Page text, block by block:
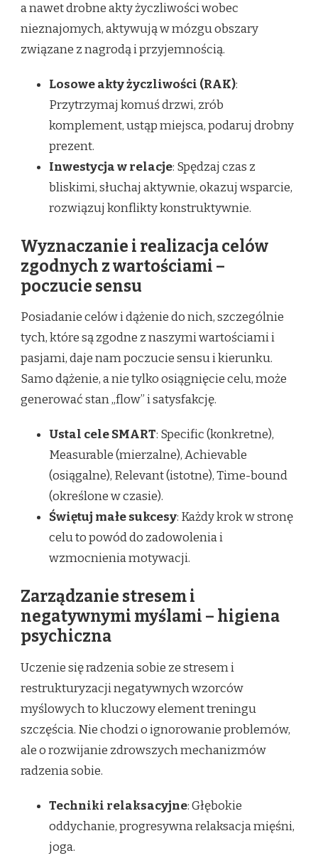
a nawet drobne akty życzliwości wobec
nieznajomych, aktywują w mózgu obszary
związane z nagrodą i przyjemnością.
Losowe akty życzliwości (RAK):
Przytrzymaj komuś drzwi, zrób
komplement, ustąp miejsca, podaruj drobny
prezent.
Inwestycja w relacje: Spędzaj czas z
bliskimi, słuchaj aktywnie, okazuj wsparcie,
rozwiązuj konflikty konstruktywnie.
Wyznaczanie i realizacja celów
zgodnych z wartościami –
poczucie sensu
Posiadanie celów i dążenie do nich, szczególnie
tych, które są zgodne z naszymi wartościami i
pasjami, daje nam poczucie sensu i kierunku.
Samo dążenie, a nie tylko osiągnięcie celu, może
generować stan „flow” i satysfakcję.
Ustal cele SMART: Specific (konkretne),
Measurable (mierzalne), Achievable
(osiągalne), Relevant (istotne), Time-bound
(określone w czasie).
Świętuj małe sukcesy: Każdy krok w stronę
celu to powód do zadowolenia i
wzmocnienia motywacji.
Zarządzanie stresem i
negatywnymi myślami – higiena
psychiczna
Uczenie się radzenia sobie ze stresem i
restrukturyzacji negatywnych wzorców
myślowych to kluczowy element treningu
szczęścia. Nie chodzi o ignorowanie problemów,
ale o rozwijanie zdrowszych mechanizmów
radzenia sobie.
Techniki relaksacyjne: Głębokie
oddychanie, progresywna relaksacja mięśni,
joga.